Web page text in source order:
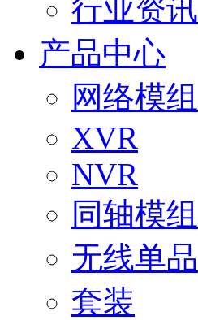
行业资讯
产品中心
网络模组
XVR
NVR
同轴模组
无线单品
套装